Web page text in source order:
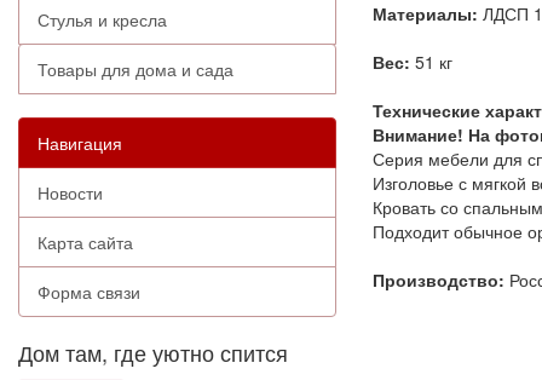
Стулья и кресла
Товары для дома и сада
Навигация
Новости
Карта сайта
Форма связи
Дом там, где уютно спится
Материалы: ЛДСП
Вес: 51 кг
Технические
Внимание! На
Серия мебели для
Изголовье с мягкой
Кровать со
Подходит обычное
Производство: